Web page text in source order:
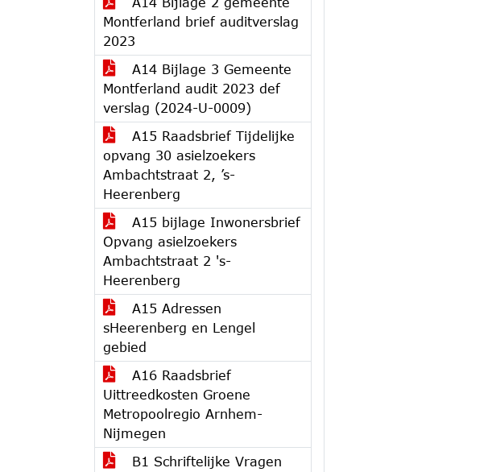
Montferland brief auditverslag
2023
A14 Bijlage 3 Gemeente
Montferland audit 2023 def
verslag (2024-U-0009)
A15 Raadsbrief Tijdelijke
opvang 30 asielzoekers
Ambachtstraat 2, ’s-
Heerenberg
A15 bijlage Inwonersbrief
Opvang asielzoekers
Ambachtstraat 2 's-
Heerenberg
A15 Adressen
sHeerenberg en Lengel
gebied
A16 Raadsbrief
Uittreedkosten Groene
Metropoolregio Arnhem-
Nijmegen
B1 Schriftelijke Vragen